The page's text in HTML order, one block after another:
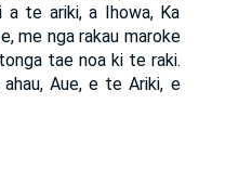
te ariki, a Ihowa, Ka
me nga rakau maroke
tae noa ki te raki.
Aue, e te Ariki, e